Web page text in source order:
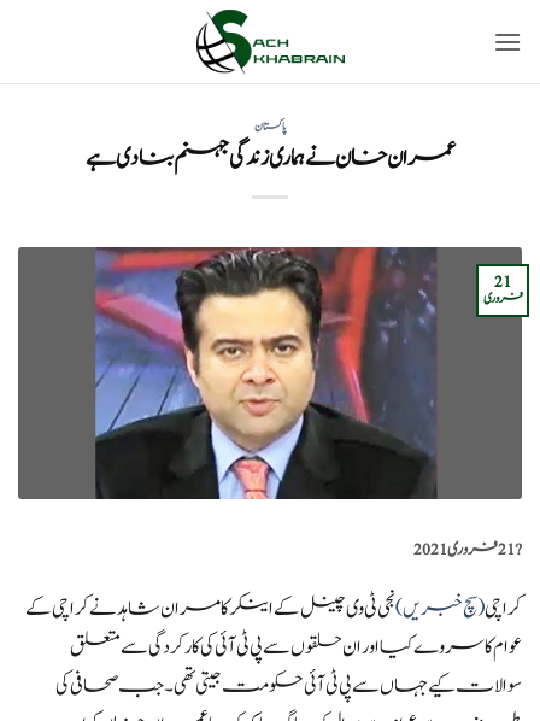
پاکستان
عمران خان نے ہماری زندگی جہنم بنا دی ہے
21
فروری
?️21 فروری 2021
کراچی(سچ خبریں)نجی ٹی وی چینل کے اینکر کامران شاہد نے کراچی کے
عوام کا سروے کیااور ان حلقوں سے پی ٹی آئی کی کارکردگی سے متعلق
سوالات کیے جہاں سے پی ٹی آئی حکومت جیتی تھی۔جب صحافی کی